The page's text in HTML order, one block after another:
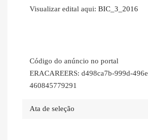
Visualizar edital aqui: BIC_3_2016
Código do anúncio no portal
ERACAREERS: d498ca7b-999d-
460845779291
Ata de seleção